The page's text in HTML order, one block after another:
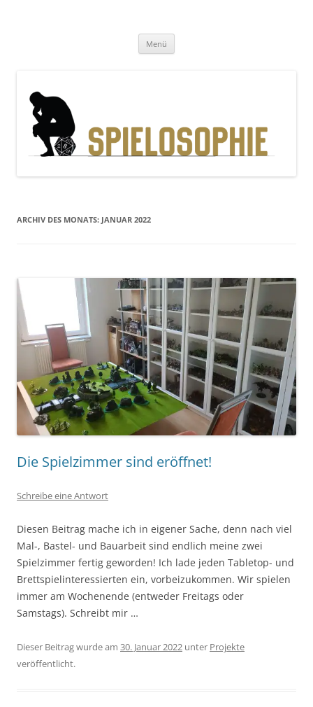
Menü
ARCHIV DES MONATS: JANUAR 2022
Die Spielzimmer sind eröffnet!
Schreibe eine Antwort
Diesen Beitrag mache ich in eigener Sache, denn nach viel
Mal-, Bastel- und Bauarbeit sind endlich meine zwei
Spielzimmer fertig geworden! Ich lade jeden Tabletop- und
Brettspielinteressierten ein, vorbeizukommen. Wir spielen
immer am Wochenende (entweder Freitags oder
Samstags). Schreibt mir …
Dieser Beitrag wurde am 30. Januar 2022 unter Projekte
veröffentlicht.